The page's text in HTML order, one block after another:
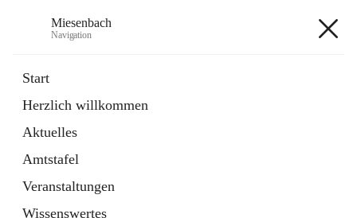
Miesenbach
Navigation
Start
Herzlich willkommen
Aktuelles
Amtstafel
Veranstaltungen
Wissenswertes
Externe Webseite
in
Tab
Region Schneebergland
Externe Webseite
öffnet
in
neuem
Tab